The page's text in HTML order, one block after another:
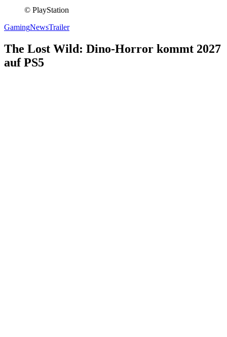
© PlayStation
GamingNewsTrailer
The Lost Wild: Dino-Horror kommt 2027
auf PS5